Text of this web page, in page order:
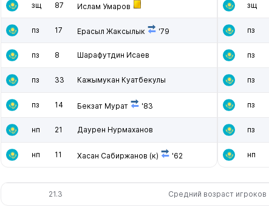
зщ 87 Ислам Умаров
пз 17 Ерасыл Жаксылык '79
пз 8 Шарафутдин Исаев
пз 33 Кажымукан Куатбекулы
пз 14 Бекзат Мурат '83
нп 21 Даурен Нурмаханов
нп 11 Хасан Сабиржанов (к) '62
зщ
пз
пз
пз
пз
пз
нп
21.3 Средний возраст игроков